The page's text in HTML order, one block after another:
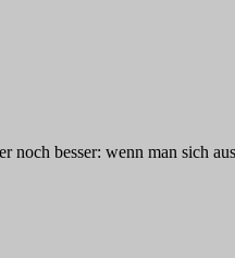
noch besser: wenn man sich